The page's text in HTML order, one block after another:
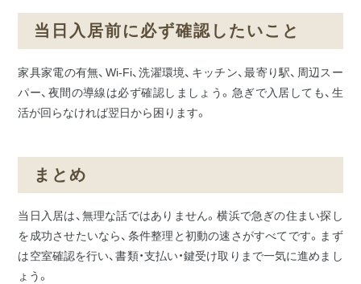
当日入居前に必ず確認したいこと
家具家電の有無、Wi-Fi、洗濯環境、キッチン、最寄り駅、周辺スー
パー、夜間の導線は必ず確認しましょう。急ぎで入居しても、生
活が回らなければ翌日から困ります。
まとめ
当日入居は、無理な話ではありません。横浜で急ぎの住まい探し
を成功させたいなら、条件整理と初動の速さがすべてです。まず
は空室確認を行い、書類・支払い・鍵受け取りまで一気に進めまし
ょう。